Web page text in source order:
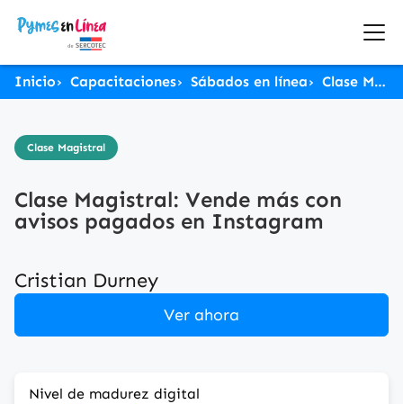
Inicio Capacitaciones Sábados en línea Clase Magistral: Vende más con avisos pagados en Instagram
Clase Magistral
Clase Magistral: Vende más con
avisos pagados en Instagram
Cristian Durney
Ver ahora
Nivel de madurez digital